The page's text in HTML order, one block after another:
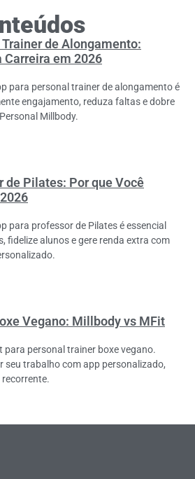
de Alongamento:
Carreira em 2026
para personal trainer de alongamento é
engajamento, reduza faltas e dobre
Millbody.
de Pilates: Por que Você
para professor de Pilates é essencial
fidelize alunos e gere renda extra com
Vegano: Millbody vs MFit
para personal trainer boxe vegano.
seu trabalho com app personalizado,